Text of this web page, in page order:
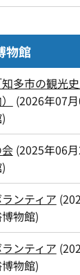
物館
多市の観光
(2026年07
)
(2025年06
)
ンティア (
物館)
ンティア (
物館)